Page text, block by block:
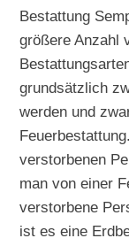
Bestattung
größere Anzahl
grundsätzlich
werden und
verstorbenen
man von einer
verstorbene
ist es eine